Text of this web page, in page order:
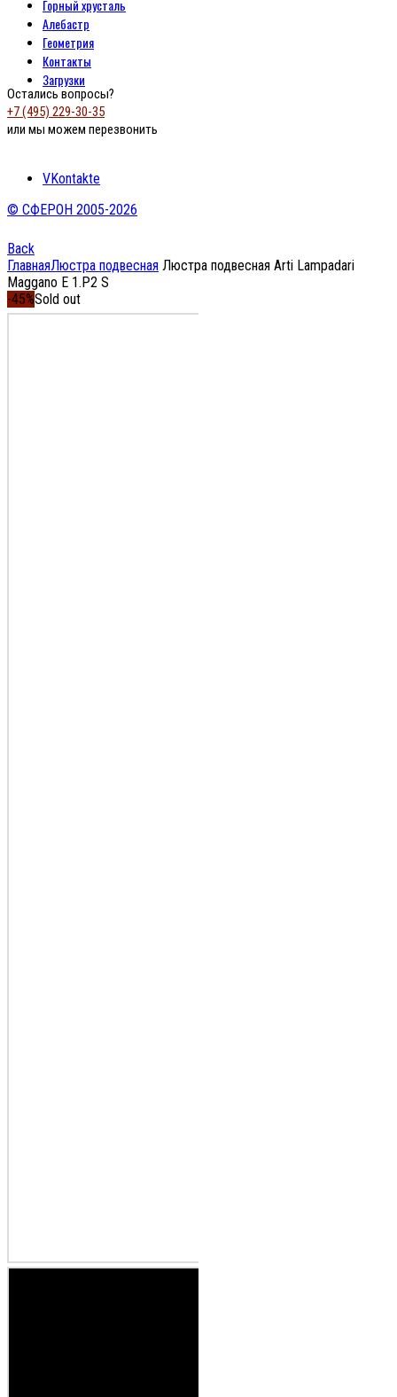
Горный хрусталь
Алебастр
Геометрия
Контакты
Загрузки
Остались вопросы?
+7 (495) 229-30-35
или мы можем перезвонить
VKontakte
© СФЕРОН 2005-2026
Back
ГлавнаяЛюстра подвесная Люстра подвесная Arti Lampadari
Maggano E 1.P2 S
-45%Sold out